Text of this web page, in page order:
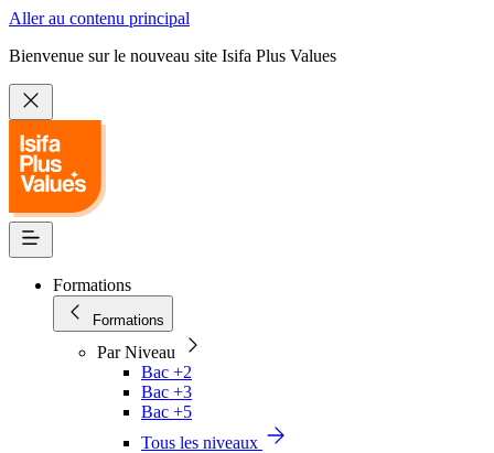
Aller au contenu principal
Bienvenue sur le nouveau site Isifa Plus Values
Formations
Formations
Par Niveau
Bac +2
Bac +3
Bac +5
Tous les niveaux